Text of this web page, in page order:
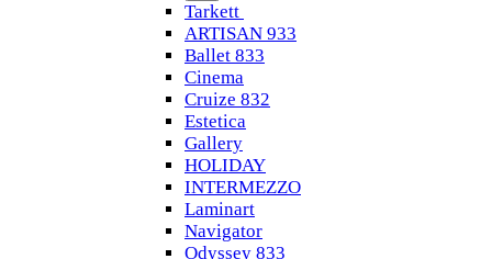
Tarkett
ARTISAN 933
Ballet 833
Cinema
Cruize 832
Estetica
Gallery
HOLIDAY
INTERMEZZO
Laminart
Navigator
Odyssey 833